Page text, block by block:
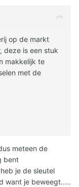
op de markt
deze is een stuk
makkelijk te
met de
meteen de
bent
je de sleutel
want je beweegt.....